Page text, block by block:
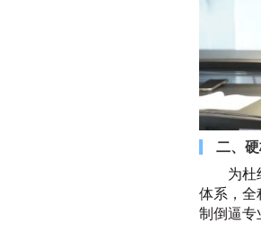
二、
为杜
体系，全
制倒逼专